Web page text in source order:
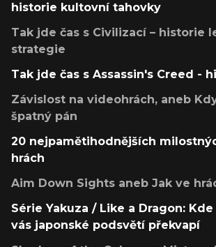
historie kultovní tahovky
Tak jde čas s Civilizací – historie
strategie
Tak jde čas s Assassin's Creed -
Závislost na videohrách, aneb
špatný pán
20 nejpamětihodnějších
hrách
Aim Down Sights aneb Jak ve
Série Yakuza / Like a Dragon:
vás japonské podsvětí překvapí